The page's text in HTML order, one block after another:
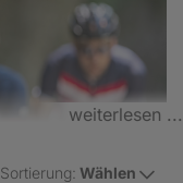
weiterlesen ...
Sortierung: Wählen